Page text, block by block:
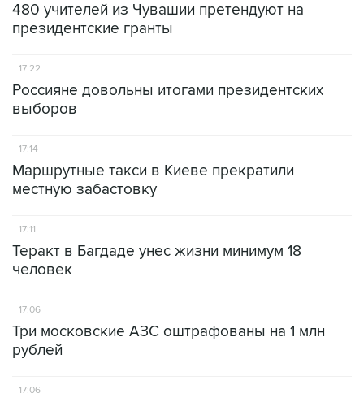
480 учителей из Чувашии претендуют на
президентские гранты
17:22
Россияне довольны итогами президентских
выборов
17:14
Маршрутные такси в Киеве прекратили
местную забастовку
17:11
Теракт в Багдаде унес жизни минимум 18
человек
17:06
Три московские АЗС оштрафованы на 1 млн
рублей
17:06